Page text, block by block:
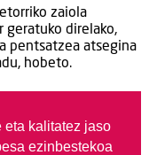
zaiola
geratuko direlako,
pentsatzea atsegina
hobeto.
eta kalitatez jaso
ezinbestekoa